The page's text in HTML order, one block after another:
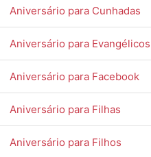
Aniversário para Cunhadas
Aniversário para Evangélicos
Aniversário para Facebook
Aniversário para Filhas
Aniversário para Filhos